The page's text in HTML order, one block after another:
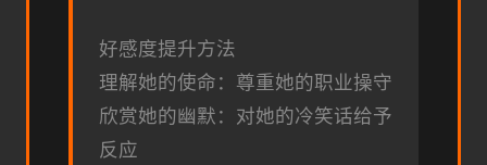
好感度提升方法
理解她的使命：尊重她的职业操守
欣赏她的幽默：对她的冷笑话给予
反应